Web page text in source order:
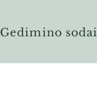
Gedimino sodai